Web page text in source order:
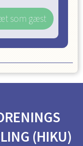
som gæst
(HIKU)